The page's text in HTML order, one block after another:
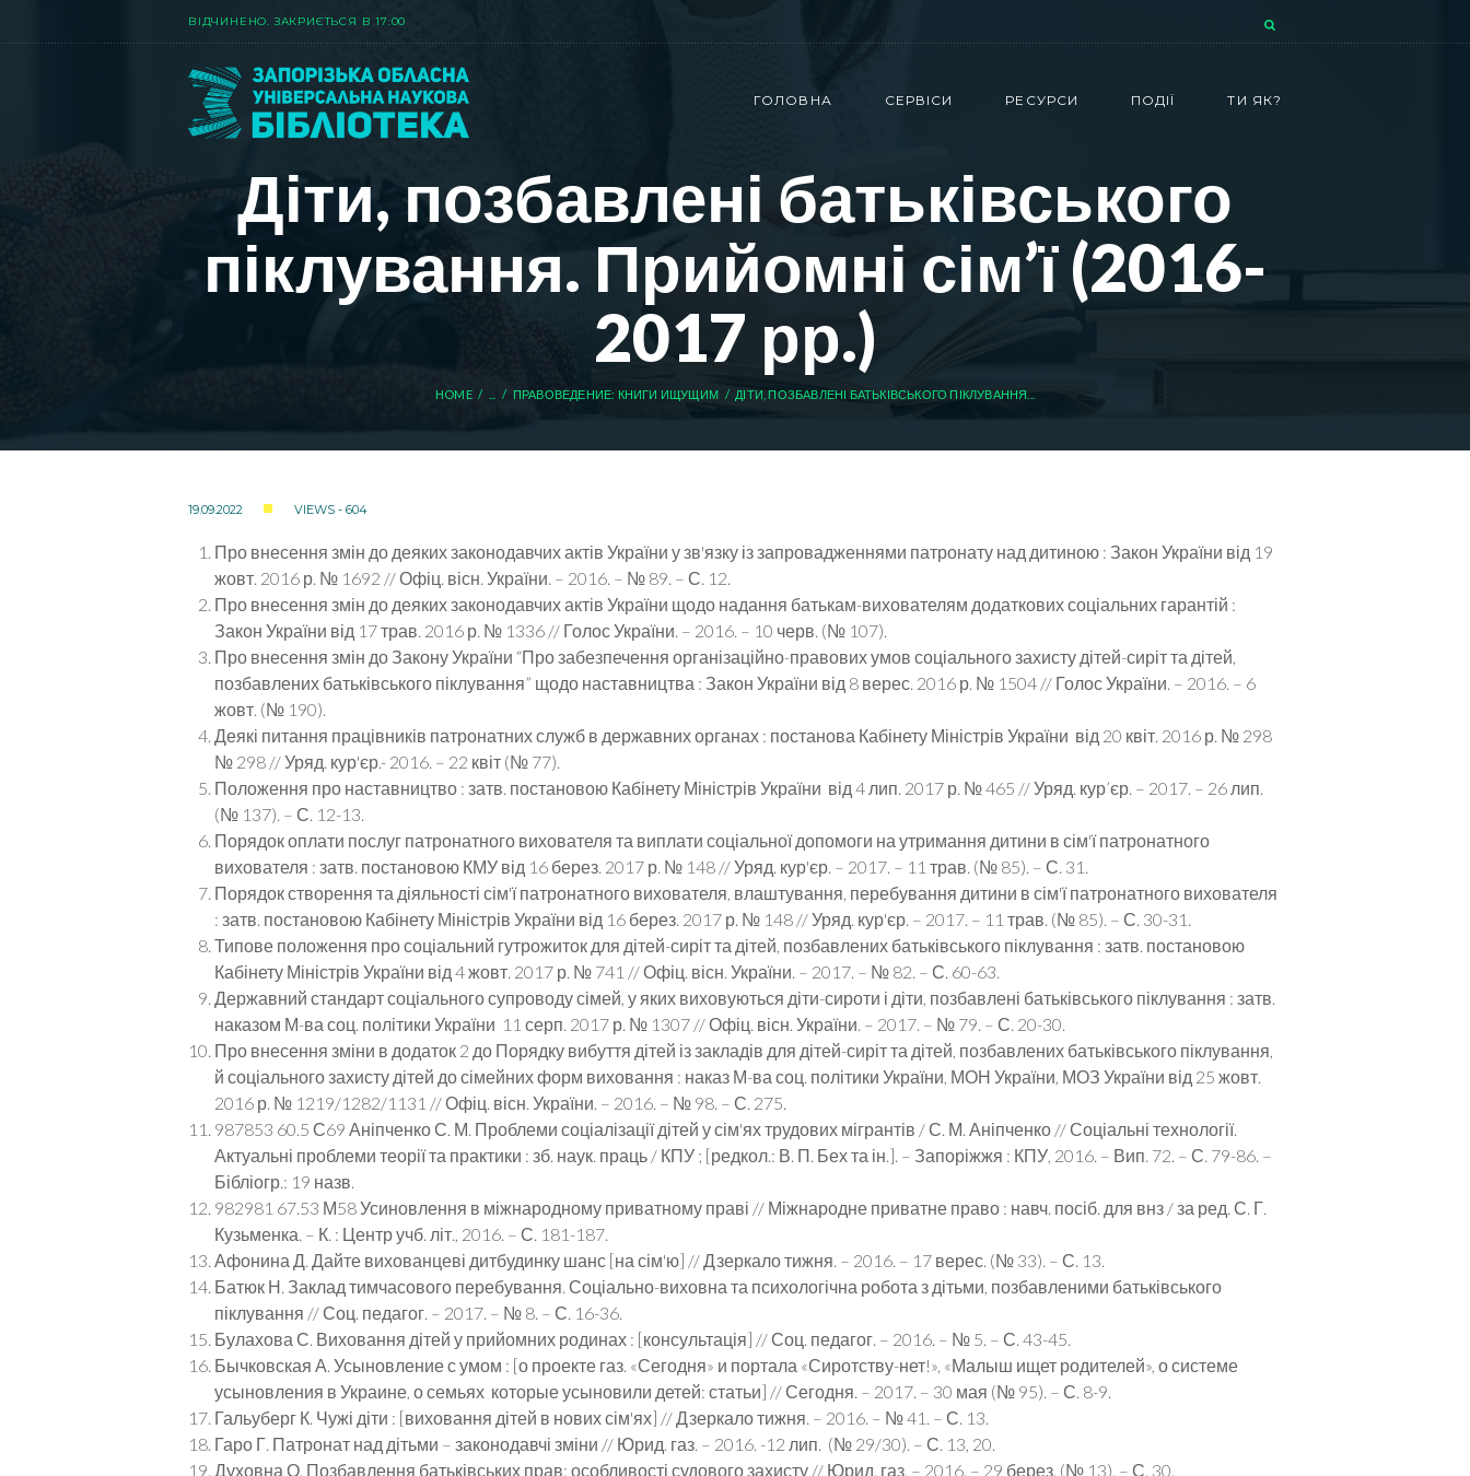
ВIДЧИНЕНО. ЗАКРИЄТЬСЯ В 17:00
ГОЛОВНА СЕРВІСИ РЕСУРСИ ПОДІЇ ТИ ЯК?
Діти, позбавлені батьківського
піклування. Прийомні сім’ї (2016-
2017 рр.)
HOME ПРАВОВЕДЕНИЕ: КНИГИ ИЩУЩИМ ДІТИ, ПОЗБАВЛЕНІ БАТЬКІВСЬКОГО ПІКЛУВАННЯ...
19.09.2022 VIEWS - 604
Про внесення змін до деяких законодавчих актів України у зв'язку із запровадженнями патронату над дитиною : Закон України від 19
жовт. 2016 р. № 1692 // Офіц. вісн. України. – 2016. – № 89. – С. 12.
Про внесення змін до деяких законодавчих актів України щодо надання батькам-вихователям додаткових соціальних гарантій :
Закон України від 17 трав. 2016 р. № 1336 // Голос України. – 2016. – 10 черв. (№ 107).
Про внесення змін до Закону України “Про забезпечення організаційно-правових умов соціального захисту дітей-сиріт та дітей,
позбавлених батьківського піклування” щодо наставництва : Закон України від 8 верес. 2016 р. № 1504 // Голос України. – 2016. – 6
жовт. (№ 190).
Деякі питання працівників патронатних служб в державних органах : постанова Кабінету Міністрів України від 20 квіт. 2016 р. № 298
№ 298 // Уряд. кур'єр.- 2016. – 22 квіт (№ 77).
Положення про наставництво : затв. постановою Кабінету Міністрів України від 4 лип. 2017 р. № 465 // Уряд. кур’єр. – 2017. – 26 лип.
(№ 137). – С. 12-13.
Порядок оплати послуг патронатного вихователя та виплати соціальної допомоги на утримання дитини в сім'ї патронатного
вихователя : затв. постановою КМУ від 16 берез. 2017 р. № 148 // Уряд. кур'єр. – 2017. – 11 трав. (№ 85). – С. 31.
Порядок створення та діяльності сім'ї патронатного вихователя, влаштування, перебування дитини в сім'ї патронатного вихователя
: затв. постановою Кабінету Міністрів України від 16 берез. 2017 р. № 148 // Уряд. кур'єр. – 2017. – 11 трав. (№ 85). – С. 30-31.
Типове положення про соціальний гутрожиток для дітей-сиріт та дітей, позбавлених батьківського піклування : затв. постановою
Кабінету Міністрів України від 4 жовт. 2017 р. № 741 // Офіц. вісн. України. – 2017. – № 82. – С. 60-63.
Державний стандарт соціального супроводу сімей, у яких виховуються діти-сироти і діти, позбавлені батьківського піклування : затв.
наказом М-ва соц. політики України 11 серп. 2017 р. № 1307 // Офіц. вісн. України. – 2017. – № 79. – С. 20-30.
Про внесення зміни в додаток 2 до Порядку вибуття дітей із закладів для дітей-сиріт та дітей, позбавлених батьківського піклування,
й соціального захисту дітей до сімейних форм виховання : наказ М-ва соц. політики України, МОН України, МОЗ України від 25 жовт.
2016 р. № 1219/1282/1131 // Офіц. вісн. України. – 2016. – № 98. – С. 275.
987853 60.5 С69 Аніпченко С. М. Проблеми соціалізації дітей у сім'ях трудових мігрантів / С. М. Аніпченко // Соціальні технології.
Актуальні проблеми теорії та практики : зб. наук. праць / КПУ ; [редкол.: В. П. Бех та ін.]. – Запоріжжя : КПУ, 2016. – Вип. 72. – С. 79-86. –
Бібліогр.: 19 назв.
982981 67.53 М58 Усиновлення в міжнародному приватному праві // Міжнародне приватне право : навч. посіб. для внз / за ред. С. Г.
Кузьменка. – К. : Центр учб. літ., 2016. – С. 181-187.
Афонина Д. Дайте вихованцеві дитбудинку шанс [на сім'ю] // Дзеркало тижня. – 2016. – 17 верес. (№ 33). – С. 13.
Батюк Н. Заклад тимчасового перебування. Соціально-виховна та психологічна робота з дітьми, позбавленими батьківського
піклування // Соц. педагог. – 2017. – № 8. – С. 16-36.
Булахова С. Виховання дітей у прийомних родинах : [консультація] // Соц. педагог. – 2016. – № 5. – С. 43-45.
Бычковская А. Усыновление с умом : [о проекте газ. «Сегодня» и портала «Сиротству-нет!», «Малыш ищет родителей», о системе
усыновления в Украине, о семьях которые усыновили детей: статьи] // Сегодня. – 2017. – 30 мая (№ 95). – С. 8-9.
Гальуберг К. Чужі діти : [виховання дітей в нових сім'ях] // Дзеркало тижня. – 2016. – № 41. – С. 13.
Гаро Г. Патронат над дітьми – законодавчі зміни // Юрид. газ. – 2016. -12 лип. (№ 29/30). – С. 13, 20.
Духовна О. Позбавлення батьківських прав: особливості судового захисту // Юрид. газ. – 2016. – 29 берез. (№ 13). – С. 30.